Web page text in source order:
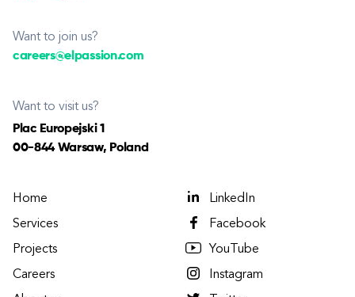
Want to join us?
careers@elpassion.com
Want to visit us?
Plac Europejski 1
00-844 Warsaw, Poland
Home
Services
Projects
Careers
LinkedIn
Facebook
YouTube
Instagram